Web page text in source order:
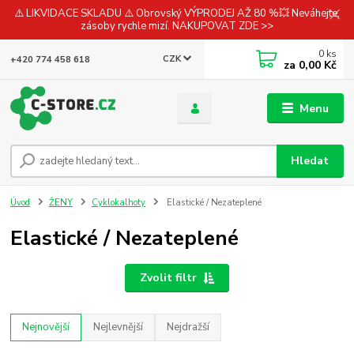
⚠️ LIKVIDACE SKLADU ⚠️ Obrovský VÝPRODEJ AŽ 80 %💥 Neváhejte,
zásoby rychle mizí. NAKUPOVAT ZDE >>
Menu
CZK
Hledat
+420 774 458 618 0 ks
za 0,00 Kč
Úvod ŽENY Cyklokalhoty Elastické / Nezateplené
Elastické / Nezateplené
Zvolit filtr
Nejnovější Nejlevnější Nejdražší